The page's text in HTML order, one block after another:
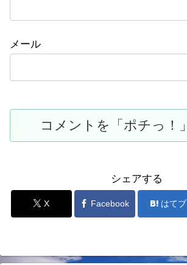
メール
シェアする
X Facebook はてブ